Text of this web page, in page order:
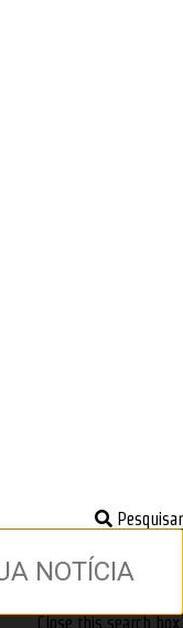
Pesquisar
Close this search box.